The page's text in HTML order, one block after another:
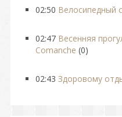
02:50 Велосипедный
02:47 Весенняя
Comanche (0)
02:43 Здоровому